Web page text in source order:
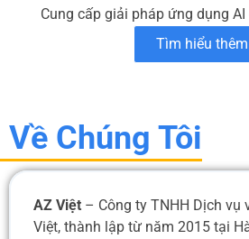
Cung cấp giải pháp ứng dụng
Tìm hiểu thêm
Về Chúng Tôi
AZ Việt – Công ty TNHH Dịch vụ
Việt, thành lập từ năm 2015 tại